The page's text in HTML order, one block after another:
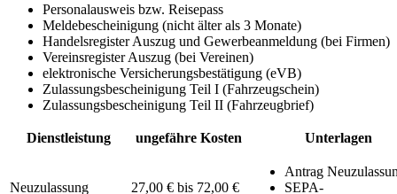
Personalausweis bzw. Reisepass
Meldebescheinigung (nicht älter als 3 Monate)
Handelsregister Auszug und Gewerbeanmeldung (bei Firmen)
Vereinsregister Auszug (bei Vereinen)
elektronische Versicherungsbestätigung (eVB)
Zulassungsbescheinigung Teil I (Fahrzeugschein)
Zulassungsbescheinigung Teil II (Fahrzeugbrief)
Dienstleistung ungefähre Kosten Unterlagen
Neuzulassung 27,00 € bis 72,00 €
Antrag
SEPA-